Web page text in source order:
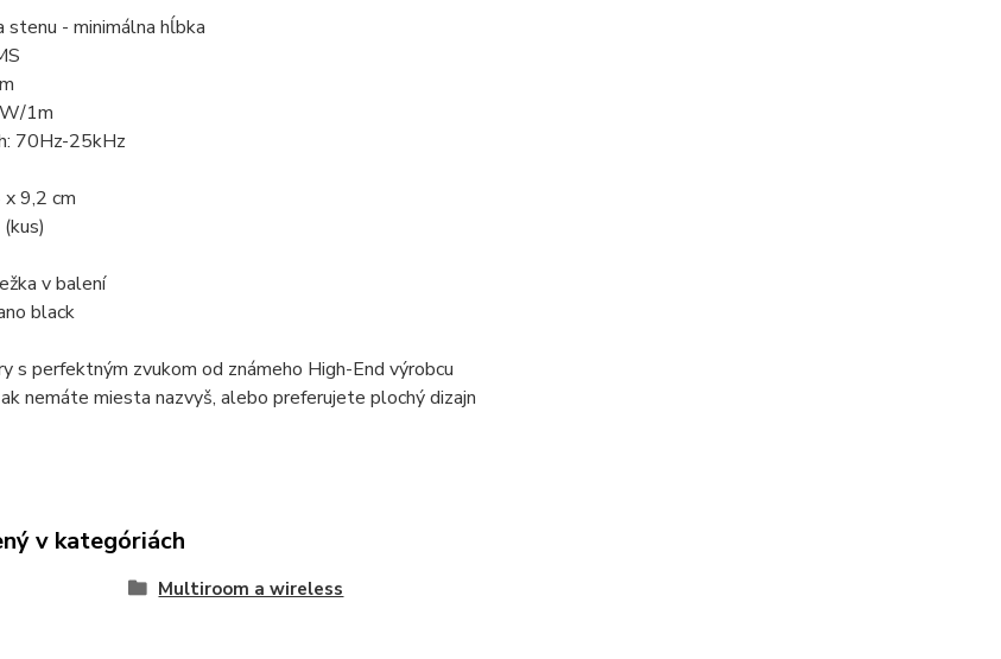
stenu - minimálna hĺbka
1m
70Hz-25kHz
9,2 cm
v balení
black
s perfektným zvukom od známeho High-End výrobcu
nemáte miesta nazvyš, alebo preferujete plochý dizajn
v kategóriách
Multiroom a wireless